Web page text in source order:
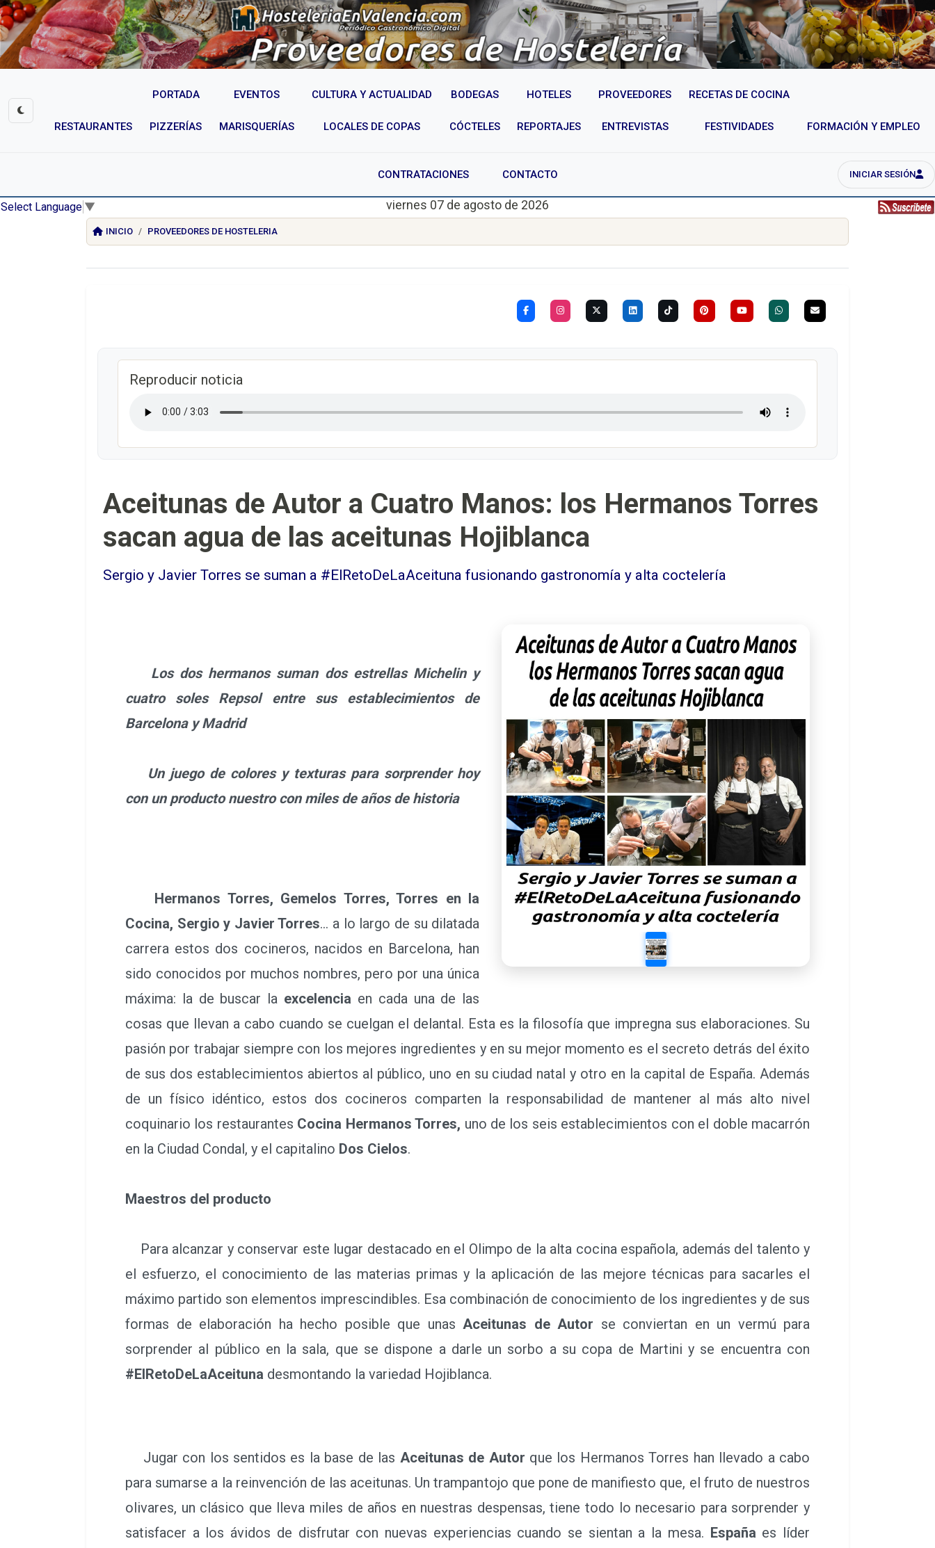
PORTADA EVENTOS CULTURA Y ACTUALIDAD BODEGAS HOTELES PROVEEDORES RECETAS DE COCINA
RESTAURANTES PIZZERÍAS MARISQUERÍAS LOCALES DE COPAS CÓCTELES REPORTAJES ENTREVISTAS FESTIVIDADES FORMACIÓN Y EMPLEO
CONTRATACIONES CONTACTO INICIAR SESIÓN
Select Language ▼ viernes 07 de agosto de 2026
INICIO PROVEEDORES DE HOSTELERIA
Reproducir noticia
Aceitunas de Autor a Cuatro Manos: los Hermanos Torres
sacan agua de las aceitunas Hojiblanca
Sergio y Javier Torres se suman a #ElRetoDeLaAceituna fusionando gastronomía y alta coctelería
Los dos hermanos suman dos estrellas Michelin y
cuatro soles Repsol entre sus establecimientos de
Barcelona y Madrid
Un juego de colores y texturas para sorprender hoy
con un producto nuestro con miles de años de historia
Hermanos Torres, Gemelos Torres, Torres en la
Cocina, Sergio y Javier Torres… a lo largo de su dilatada
carrera estos dos cocineros, nacidos en Barcelona, han
sido conocidos por muchos nombres, pero por una única
máxima: la de buscar la excelencia en cada una de las
cosas que llevan a cabo cuando se cuelgan el delantal. Esta es la filosofía que impregna sus elaboraciones. Su
pasión por trabajar siempre con los mejores ingredientes y en su mejor momento es el secreto detrás del éxito
de sus dos establecimientos abiertos al público, uno en su ciudad natal y otro en la capital de España. Además
de un físico idéntico, estos dos cocineros comparten la responsabilidad de mantener al más alto nivel
coquinario los restaurantes Cocina Hermanos Torres, uno de los seis establecimientos con el doble macarrón
en la Ciudad Condal, y el capitalino Dos Cielos.
Maestros del producto
Para alcanzar y conservar este lugar destacado en el Olimpo de la alta cocina española, además del talento y
el esfuerzo, el conocimiento de las materias primas y la aplicación de las mejore técnicas para sacarles el
máximo partido son elementos imprescindibles. Esa combinación de conocimiento de los ingredientes y de sus
formas de elaboración ha hecho posible que unas Aceitunas de Autor se conviertan en un vermú para
sorprender al público en la sala, que se dispone a darle un sorbo a su copa de Martini y se encuentra con
#ElRetoDeLaAceituna desmontando la variedad Hojiblanca.
Jugar con los sentidos es la base de las Aceitunas de Autor que los Hermanos Torres han llevado a cabo
para sumarse a la reinvención de las aceitunas. Un trampantojo que pone de manifiesto que, el fruto de nuestros
olivares, un clásico que lleva miles de años en nuestras despensas, tiene todo lo necesario para sorprender y
satisfacer a los ávidos de disfrutar con nuevas experiencias cuando se sientan a la mesa. España es líder